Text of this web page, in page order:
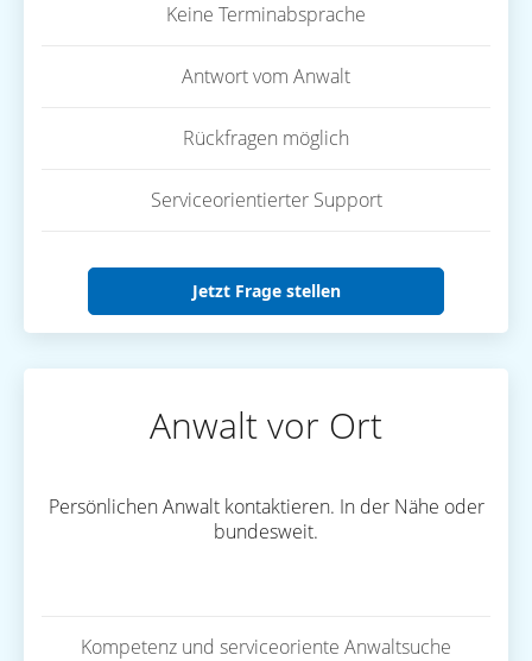
Keine Terminabsprache
Antwort vom Anwalt
Rückfragen möglich
Serviceorientierter Support
Jetzt Frage stellen
Anwalt vor Ort
Persönlichen Anwalt kontaktieren. In der Nähe oder
bundesweit.
Kompetenz und serviceoriente Anwaltsuche